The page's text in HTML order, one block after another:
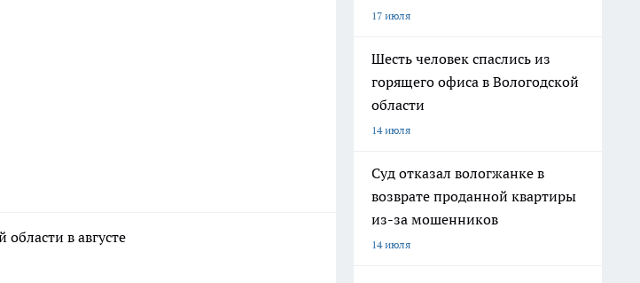
в августе
17 июля
Шесть человек спаслись из
горящего офиса в Вологодской
области
14 июля
Суд отказал вологжанке в
возврате проданной квартиры
из-за мошенников
14 июля